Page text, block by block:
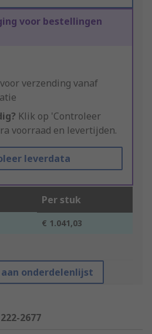
voor bestellingen
verzending vanaf
Klik op 'Controleer
voorraad en levertijden.
leverdata
Per stuk
€ 1.041,03
onderdelenlijst
222-2677